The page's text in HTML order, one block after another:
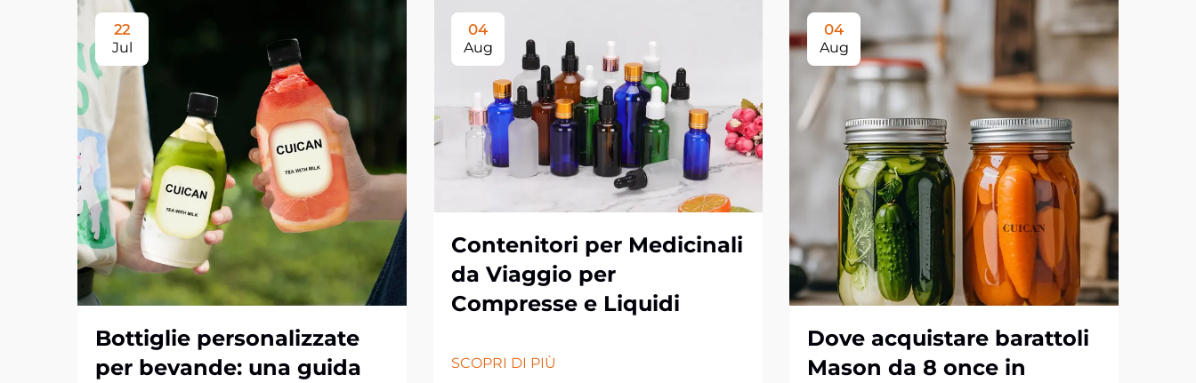
22
Jul
Bottiglie personalizzate
per bevande: una guida
04
Aug
Contenitori per Medicinali
da Viaggio per
Compresse e Liquidi
SCOPRI DI PIÙ
04
Aug
Dove acquistare barattoli
Mason da 8 once in